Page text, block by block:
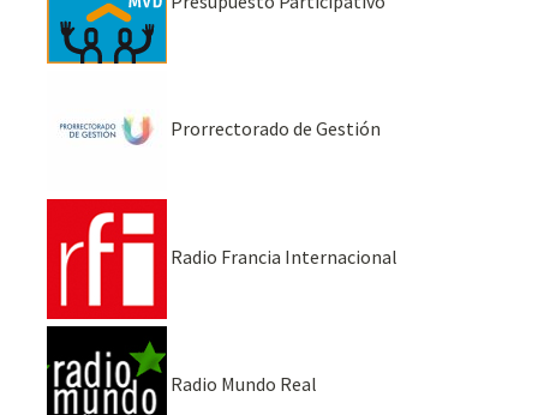
Prorrectorado de Gestión
Radio Francia Internacional
Radio Mundo Real